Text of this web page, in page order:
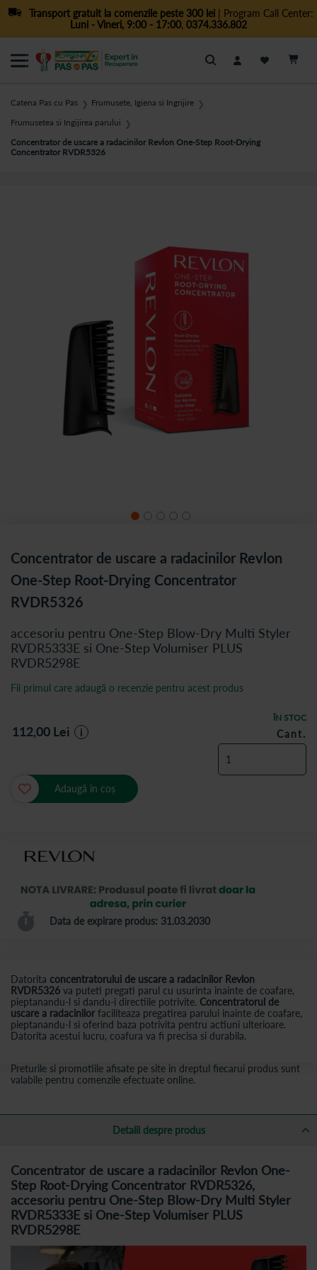
Transport gratuit la comenzile peste 300 lei| Program Call Center:
Luni - Vineri, 9:00 - 17:00, 0374.336.802
Cautare
Catena Pas cu Pas ❯ Frumusete, Igiena si Ingrijire ❯
Frumusetea si Ingijirea parului ❯
Concentrator de uscare a radacinilor Revlon One-Step Root-Drying
Concentrator RVDR5326
Data de expirare produs: 31.03.2030
Datorita concentratorului de uscare a radacinilor Revlon
RVDR5326 va puteti pregati parul cu usurinta inainte de coafare,
pieptanandu-l si dandu-i directiile potrivite. Concentratorul de
uscare a radacinilorfaciliteaza pregatirea parului inainte de coafare,
pieptanandu-l si oferind baza potrivita pentru actiuni ulterioare.
Datorita acestui lucru, coafura va fi precisa si durabila.
Concentrator de uscare a radacinilor Revlon
One-Step Root-Drying Concentrator
RVDR5326
accesoriu pentru One-Step Blow-Dry Multi Styler
RVDR5333E si One-Step Volumiser PLUS
RVDR5298E
ÎN STOC
Fii primul care adaugă o recenzie pentru acest produs
112,00 Lei i Cant.
Adaugă în coș
Preturile si promotiile afisate pe site in dreptul fiecarui produs sunt
valabile pentru comenzile efectuate online.
Detalii despre produs
Concentrator de uscare a radacinilor Revlon One-
Step Root-Drying Concentrator RVDR5326,
accesoriu pentru One-Step Blow-Dry Multi Styler
RVDR5333E si One-Step Volumiser PLUS
RVDR5298E